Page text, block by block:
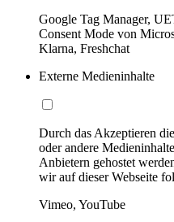
Google Tag Manager,
Consent Mode von
Klarna, Freshchat
Externe Medieninhalte
Durch das Akzeptieren
oder andere
Anbietern gehostet
wir auf dieser Webseite
Vimeo, YouTube